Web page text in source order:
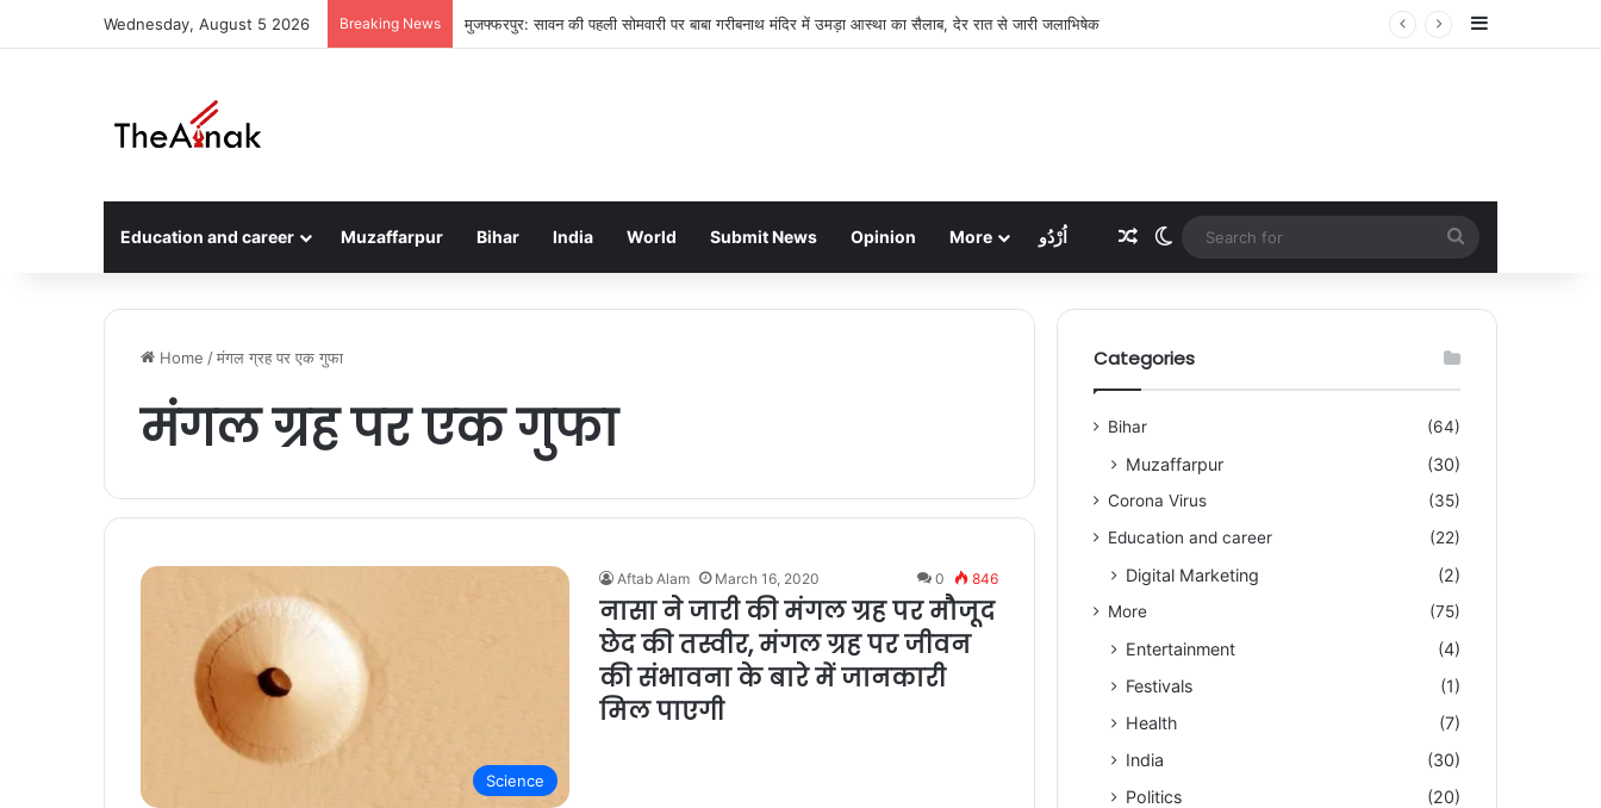
Wednesday, August 5 2026 Breaking News मुजफ्फरपुर: सावन की पहली सोमवारी पर बाबा गरीबनाथ मंदिर में उमड़ा आस्था का सैलाब, देर रात से जारी जलाभिषेक
Education and career Muzaffarpur Bihar India World Submit News Opinion More اُرْدُو Random Article
Switch skin
for
Home /मंगल ग्रह पर एक गुफा
मंगल ग्रह पर एक गुफा
Science
Aftab Alam March 16, 2020 0 846
नासा ने जारी की मंगल ग्रह पर मौजूद
छेद की तस्वीर, मंगल ग्रह पर जीवन
की संभावना के बारे में जानकारी
मिल पाएगी
Categories
Bihar (64)
Muzaffarpur (30)
Corona Virus
(35)
Education and career
(22)
Digital Marketing (2)
More (75)
Entertainment
(4)
Festivals
(1)
Health
(7)
India
(30)
Politics
(20)